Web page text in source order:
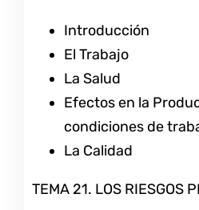
Introducción
El Trabajo
La Salud
Efectos en la
condiciones de
La Calidad
TEMA 21. LOS RIESGOS